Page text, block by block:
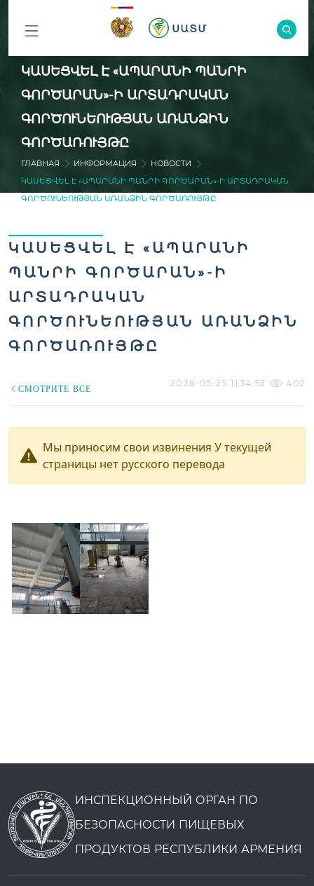
ԲՈԼՈՐ
ԲԱԺԻՆՆԵՐԸ
ԿԱՍԵՑՎԵԼ Է «ԱՊԱՐԱՆԻ ՊԱՆՐԻ
ԳՈՐԾԱՐԱՆ»-Ի ԱՐՏԱԴՐԱԿԱՆ
ԳՈՐԾՈՒՆԵՈՒԹՅԱՆ ԱՌԱՆՁԻՆ
ԳՈՐԾԱՌՈՒՅԹԸ
ГЛАВНАЯ ИНФОРМАЦИЯ
НОВОСТИ
ԿԱՍԵՑՎԵԼ Է «ԱՊԱՐԱՆԻ ՊԱՆՐԻ ԳՈՐԾԱՐԱՆ»-Ի ԱՐՏԱԴՐԱԿԱՆ
ԳՈՐԾՈՒՆԵՈՒԹՅԱՆ ԱՌԱՆՁԻՆ ԳՈՐԾԱՌՈՒՅԹԸ
ԿԱՍԵՑՎԵԼ Է «ԱՊԱՐԱՆԻ
ՊԱՆՐԻ ԳՈՐԾԱՐԱՆ»-Ի
ԱՐՏԱԴՐԱԿԱՆ
ԳՈՐԾՈՒՆԵՈՒԹՅԱՆ ԱՌԱՆՁԻՆ
ԳՈՐԾԱՌՈՒՅԹԸ
СМОТРИТЕ ВСЕ
2026-05-25 11:34:52 402
Мы приносим свои извинения У текущей
страницы нет русского перевода
ИНСПЕКЦИОННЫЙ ОРГАН ПО
БЕЗОПАСНОСТИ ПИЩЕВЫХ
ПРОДУКТОВ РЕСПУБЛИКИ АРМЕНИЯ